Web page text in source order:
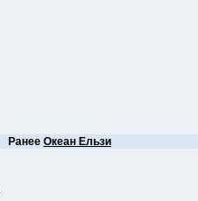
Ранее Океан Ельзи